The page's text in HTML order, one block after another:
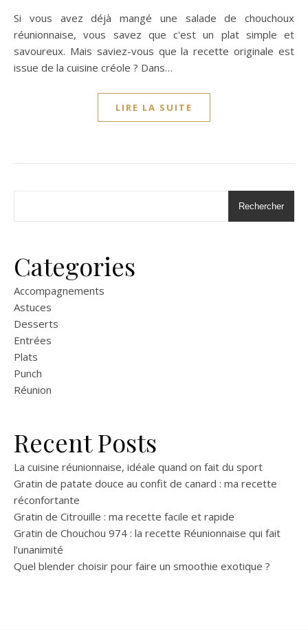
Si vous avez déjà mangé une salade de chouchoux
réunionnaise, vous savez que c'est un plat simple et
savoureux. Mais saviez-vous que la recette originale est
issue de la cuisine créole ? Dans…
LIRE LA SUITE
Rechercher
Categories
Accompagnements
Astuces
Desserts
Entrées
Plats
Punch
Réunion
Recent Posts
La cuisine réunionnaise, idéale quand on fait du sport
Gratin de patate douce au confit de canard : ma recette
réconfortante
Gratin de Citrouille : ma recette facile et rapide
Gratin de Chouchou 974 : la recette Réunionnaise qui fait
l’unanimité
Quel blender choisir pour faire un smoothie exotique ?